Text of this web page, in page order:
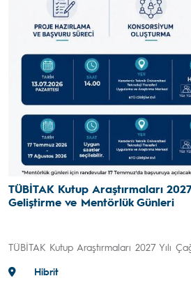
TÜBİTAK Kutup Araştırmaları
Geliştirme ve Mentörlük Günleri
TÜBİTAK Kutup Araştırmaları 2027 Yılı
Hibrit